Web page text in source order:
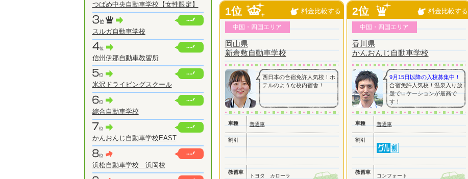
つばめ中央自動車学校【女性限定】
スルガ自動車学校
信州伊那自動車教習所
米沢ドライビングスクール
綜合自動車学校
かんおんじ自動車学校EAST
浜松自動車学校 浜岡校
1位 料金比較する
中国・四国エリア
岡山県
新倉敷自動車学校
西日本の合宿免許人気校！ホ
テルのような校内宿舎！
車種 普通車
割引
教習車
トヨタ カローラ
2位 料金比較する
中国・四国エリア
香川県
かんおんじ自動車学校
9月15日以降の入校募集中！
合宿免許人気校！温泉入り放
題でロケーションが最高で
す！
車種 普通車
割引
教習車
コンフォート